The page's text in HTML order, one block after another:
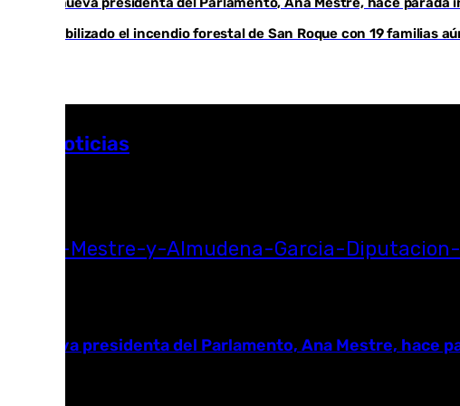
Estabilizado el incendio forestal de San Roque con 19 familias
Más noticias
La nueva presidenta del Parlamento, Ana Mestre, hace